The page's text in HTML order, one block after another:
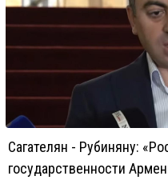
Сагателян - Рубиняну:
государственности